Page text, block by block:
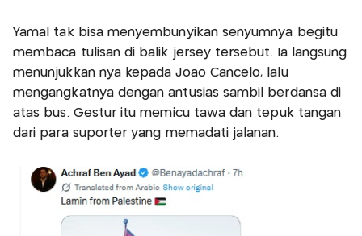
Yamal tak bisa menyembunyikan senyumnya begitu
membaca tulisan di balik jersey tersebut. Ia langsung
menunjukkan nya kepada João Cancelo, lalu
mengangkatnya dengan antusias sambil berdansa di
atas bus. Gestur itu memicu tawa dan tepuk tangan
dari para suporter yang memadati jalanan.